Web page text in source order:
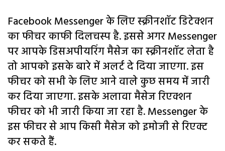
Facebook Messenger के लिए स्क्रीनशॉट डिटेक्शन
का फीचर काफी दिलचस्प है. इससे अगर Messenger
पर आपके डिसअपीयरिंग मैसेज का स्क्रीनशॉट लेता है
तो आपको इसके बारे में अलर्ट दे दिया जाएगा. इस
फीचर को सभी के लिए आने वाले कुछ समय में जारी
कर दिया जाएगा. इसके अलावा मैसेज रिएक्शन
फीचर को भी जारी किया जा रहा है. Messenger के
इस फीचर से आप किसी मैसेज को इमोजी से रिएक्ट
कर सकते हैं.